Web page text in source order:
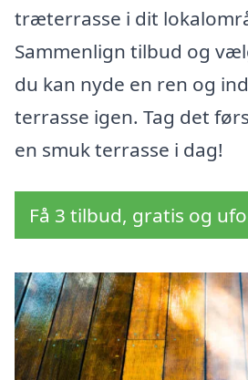
træterrasse i dit
Sammenlign tilbud og
du kan nyde en ren og
terrasse igen. Tag det
en smuk terrasse i dag!
Få 3 tilbud, gratis og